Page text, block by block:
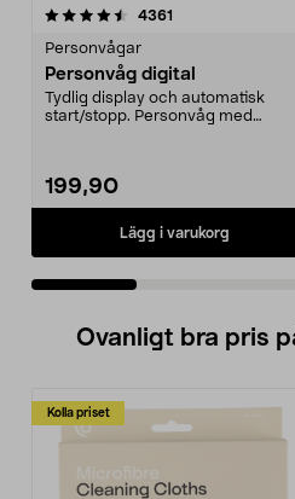
4361
Personvågar
Personvåg digital
Tydlig display och automatisk
start/stopp. Personvåg med
199,90
Lägg i varukorg
4.5 av 5 stjärnor
Ovanligt bra pris
Kolla priset